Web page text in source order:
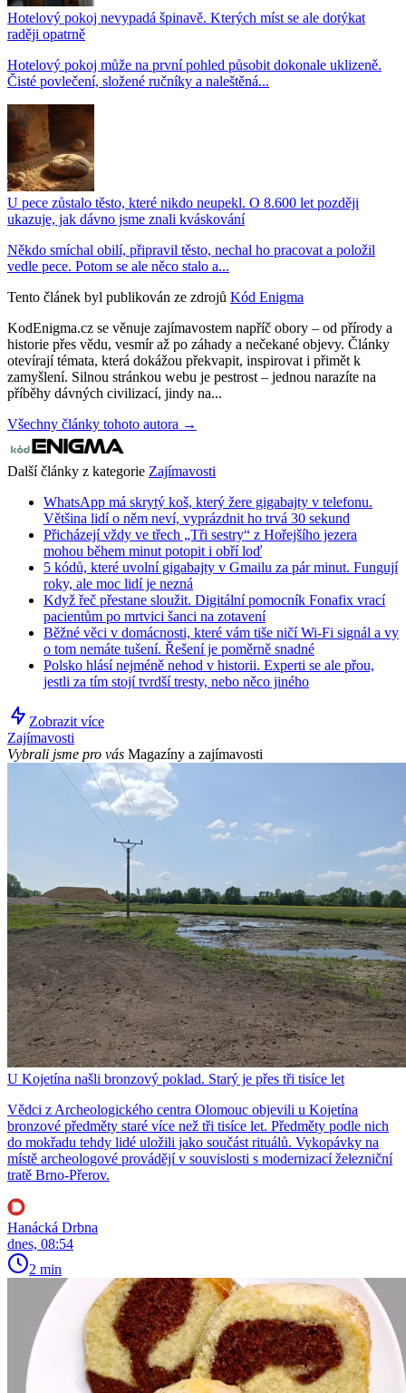
Hotelový pokoj nevypadá špinavě. Kterých míst se ale dotýkat
raději opatrně
Hotelový pokoj může na první pohled působit dokonale uklizeně.
Čisté povlečení, složené ručníky a naleštěná...
U pece zůstalo těsto, které nikdo neupekl. O 8.600 let později
ukazuje, jak dávno jsme znali kváskování
Někdo smíchal obilí, připravil těsto, nechal ho pracovat a položil
vedle pece. Potom se ale něco stalo a...
Tento článek byl publikován ze zdrojů Kód Enigma
KodEnigma.cz se věnuje zajímavostem napříč obory – od přírody a
historie přes vědu, vesmír až po záhady a nečekané objevy. Články
otevírají témata, která dokážou překvapit, inspirovat i přimět k
zamyšlení. Silnou stránkou webu je pestrost – jednou narazíte na
příběhy dávných civilizací, jindy na...
Všechny články tohoto autora →
Další články z kategorie Zajímavosti
WhatsApp má skrytý koš, který žere gigabajty v telefonu.
Většina lidí o něm neví, vyprázdnit ho trvá 30 sekund
Přicházejí vždy ve třech „Tři sestry“ z Hořejšího jezera
mohou během minut potopit i obří loď
5 kódů, které uvolní gigabajty v Gmailu za pár minut. Fungují
roky, ale moc lidí je nezná
Když řeč přestane sloužit. Digitální pomocník Fonafix vrací
pacientům po mrtvici šanci na zotavení
Běžné věci v domácnosti, které vám tiše ničí Wi-Fi signál a vy
o tom nemáte tušení. Řešení je poměrně snadné
Polsko hlásí nejméně nehod v historii. Experti se ale přou,
jestli za tím stojí tvrdší tresty, nebo něco jiného
Zobrazit více
Zajímavosti
Vybrali jsme pro vás Magazíny a zajímavosti
U Kojetína našli bronzový poklad. Starý je přes tři tisíce let
Vědci z Archeologického centra Olomouc objevili u Kojetína
bronzové předměty staré více než tři tisíce let. Předměty podle nich
do mokřadu tehdy lidé uložili jako součást rituálů. Vykopávky na
místě archeologové provádějí v souvislosti s modernizací železniční
tratě Brno-Přerov.
Hanácká Drbna
dnes, 08:54
2 min